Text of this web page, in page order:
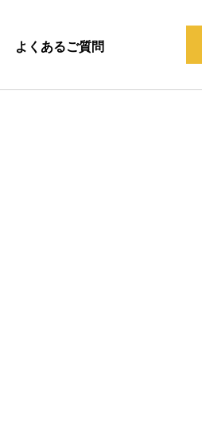
よくあるご質問